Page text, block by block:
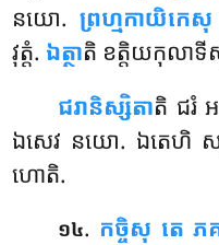
នយោ.ព្រហ្មកាយិកេសុ
វុត្តំ. ឯត្ថាតិ ខត្តិយកុលាទី
ជរានិស្សិតាតិ ជរំ
ឯសេវ នយោ. ឯតេហិ សព្
ហោតិ.
១៤. កច្ចិសុ តេ ភ